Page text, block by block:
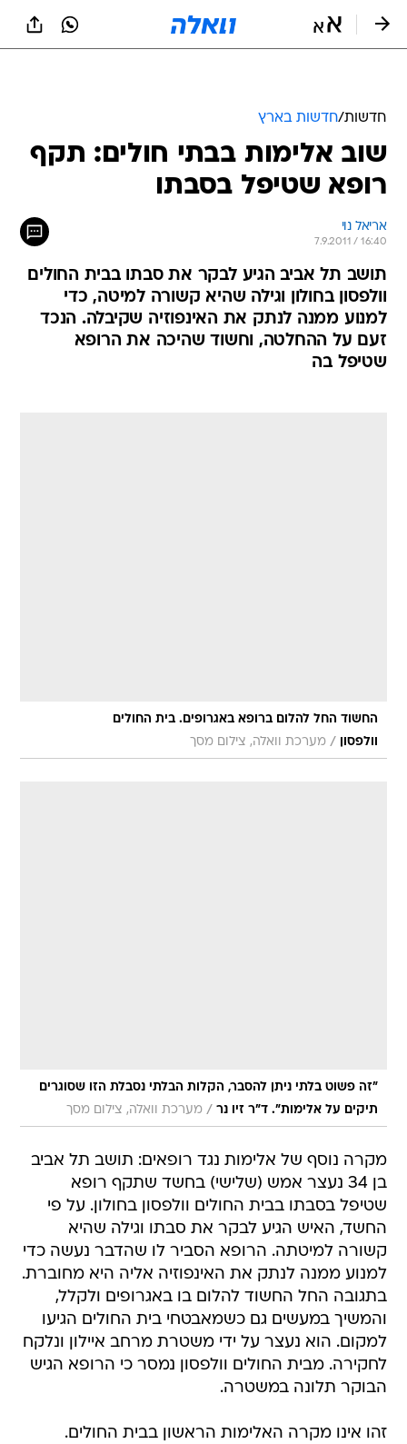
חדשות/חדשות בארץ
שוב אלימות בבתי חולים: תקף
רופא שטיפל בסבתו
אריאל נוי
7.9.2011 / 16:40
תושב תל אביב הגיע לבקר את סבתו בבית החולים
וולפסון בחולון וגילה שהיא קשורה למיטה, כדי
למנוע ממנה לנתק את האינפוזיה שקיבלה. הנכד
זעם על ההחלטה, וחשוד שהיכה את הרופא
שטיפל בה
החשוד החל להלום ברופא באגרופים. בית החולים
וולפסון
/ מערכת וואלה, צילום מסך
"זה פשוט בלתי ניתן להסבר, הקלות הבלתי נסבלת הזו שסוגרים
תיקים על אלימות". ד"ר זיו נר / מערכת וואלה, צילום מסך
מקרה נוסף של אלימות נגד רופאים: תושב תל אביב
בן 34 נעצר אמש (שלישי) בחשד שתקף רופא
שטיפל בסבתו בבית החולים וולפסון בחולון. על פי
החשד, האיש הגיע לבקר את סבתו וגילה שהיא
קשורה למיטתה. הרופא הסביר לו שהדבר נעשה כדי
למנוע ממנה לנתק את האינפוזיה אליה היא מחוברת.
בתגובה החל החשוד להלום בו באגרופים ולקלל,
והמשיך במעשים גם כשמאבטחי בית החולים הגיעו
למקום. הוא נעצר על ידי משטרת מרחב איילון ונלקח
לחקירה. מבית החולים וולפסון נמסר כי הרופא הגיש
הבוקר תלונה במשטרה.
זהו אינו מקרה האלימות הראשון בבית החולים.